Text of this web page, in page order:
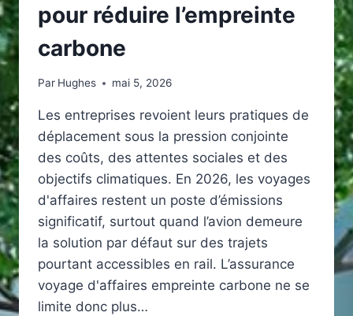
pour réduire l’empreinte
carbone
Par Hughes mai 5, 2026
Les entreprises revoient leurs pratiques de
déplacement sous la pression conjointe
des coûts, des attentes sociales et des
objectifs climatiques. En 2026, les voyages
d'affaires restent un poste d’émissions
significatif, surtout quand l’avion demeure
la solution par défaut sur des trajets
pourtant accessibles en rail. L’assurance
voyage d'affaires empreinte carbone ne se
limite donc plus…